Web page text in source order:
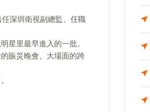
深圳衛視副總監、任職
星里最早進入的一批。
賑災晚會、大場面的跨